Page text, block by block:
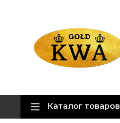
Каталог товаров